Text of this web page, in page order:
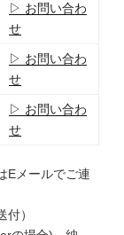
▷ お問い合わ
せ
▷ お問い合わ
せ
▷ お問い合わ
せ
Eメールでご連
）